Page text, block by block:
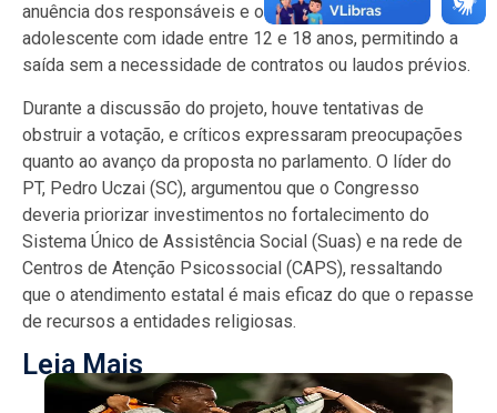
anuência dos responsáveis e o consentimento do
adolescente com idade entre 12 e 18 anos, permitindo a
saída sem a necessidade de contratos ou laudos prévios.
Durante a discussão do projeto, houve tentativas de
obstruir a votação, e críticos expressaram preocupações
quanto ao avanço da proposta no parlamento. O líder do
PT, Pedro Uczai (SC), argumentou que o Congresso
deveria priorizar investimentos no fortalecimento do
Sistema Único de Assistência Social (Suas) e na rede de
Centros de Atenção Psicossocial (CAPS), ressaltando
que o atendimento estatal é mais eficaz do que o repasse
de recursos a entidades religiosas.
Leia Mais